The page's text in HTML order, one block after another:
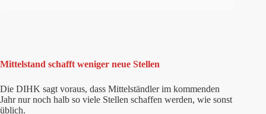
Mittelstand schafft weniger neue Stellen
Die DIHK sagt voraus, dass Mittelständler im kommenden
Jahr nur noch halb so viele Stellen schaffen werden, wie sonst
üblich.